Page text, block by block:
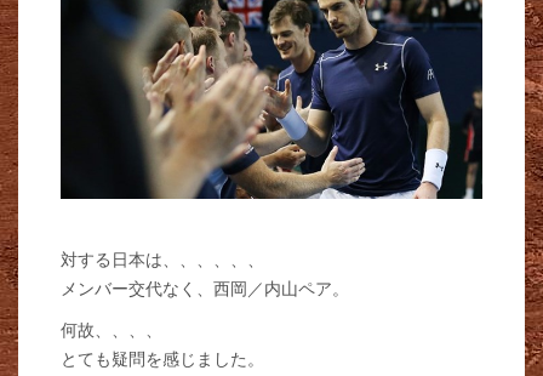
対する日本は、、、、、、
メンバー交代なく、西岡／内山ペア。
何故、、、、
とても疑問を感じました。